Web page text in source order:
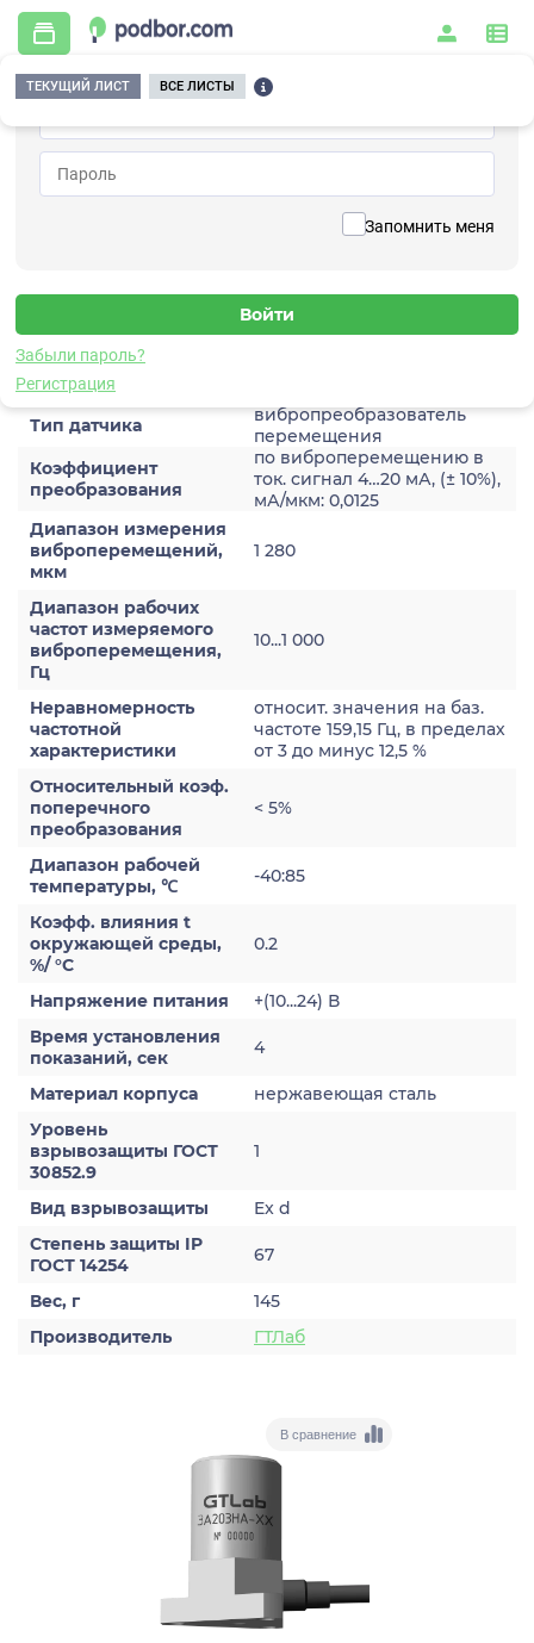
Запомнить меня
Забыли пароль?
Регистрация
ТЕКУЩИЙ ЛИСТ ВСЕ ЛИСТЫ
Главная / Контрольно-измерительные приборы и автоматика / Датчики /
Виброперемещения / 3A203HA-1280
Датчик виброперемещения
Характеристики
Тип датчика
вибропреобразователь
перемещения
Коэффициент
преобразования
по виброперемещению в
ток. сигнал 4…20 мА, (± 10%),
мА/мкм: 0,0125
Диапазон измерения
виброперемещений,
мкм
1 280
Диапазон рабочих
частот измеряемого
виброперемещения,
Гц
10...1 000
Неравномерность
частотной
характеристики
относит. значения на баз.
частоте 159,15 Гц, в пределах
от 3 до минус 12,5 %
Относительный коэф.
поперечного
преобразования
< 5%
Диапазон рабочей
температуры, ℃
-40:85
Коэфф. влияния t
окружающей среды,
%/ °С
0.2
Напряжение питания
+(10...24) В
Время установления
показаний, сек
4
Материал корпуса
нержавеющая сталь
Уровень
взрывозащиты ГОСТ
30852.9
1
Вид взрывозащиты
Ex d
Степень защиты IP
ГОСТ 14254
67
Вес, г
145
Производитель
ГТЛаб
В сравнение